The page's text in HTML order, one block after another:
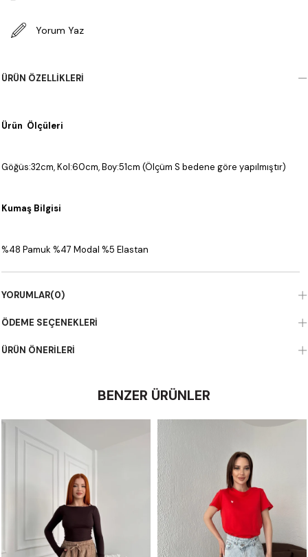
Yorum Yaz
ÜRÜN ÖZELLIKLERI
Ürün Ölçüleri
Göğüs:32cm, Kol:60cm, Boy:51cm (Ölçüm S bedene göre yapılmıştır)
Kumaş Bilgisi
%48 Pamuk %47 Modal %5 Elastan
YORUMLAR(0)
ÖDEME SEÇENEKLERI
ÜRÜN ÖNERILERI
BENZER ÜRÜNLER